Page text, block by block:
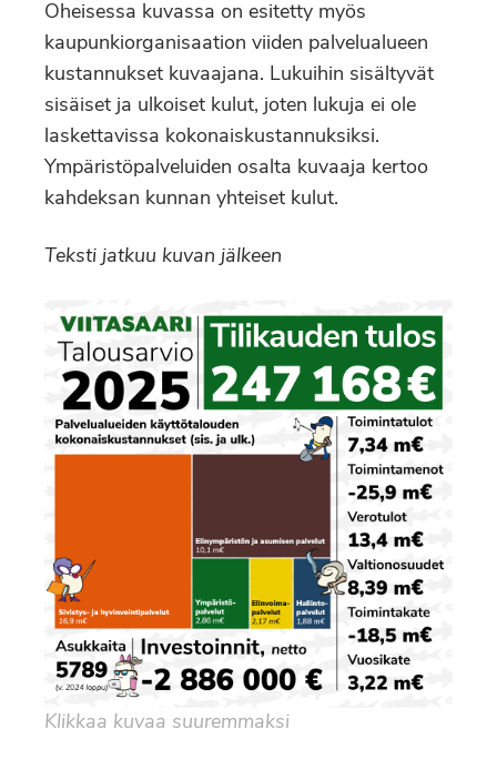
Oheisessa kuvassa on esitetty myös
kaupunkiorganisaation viiden palvelualueen
kustannukset kuvaajana. Lukuihin sisältyvät
sisäiset ja ulkoiset kulut, joten lukuja ei ole
laskettavissa kokonaiskustannuksiksi.
Ympäristöpalveluiden osalta kuvaaja kertoo
kahdeksan kunnan yhteiset kulut.
Teksti jatkuu kuvan jälkeen
Klikkaa kuvaa suuremmaksi